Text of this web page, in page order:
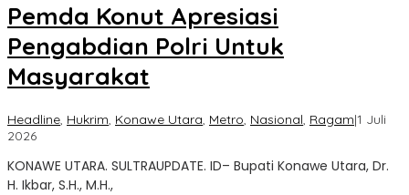
Pemda Konut Apresiasi
Pengabdian Polri Untuk
Masyarakat
Headline, Hukrim, Konawe Utara, Metro, Nasional, Ragam|1 Juli
2026oleh
Update
KONAWE UTARA. SULTRAUPDATE. ID– Bupati Konawe Utara, Dr.
H. Ikbar, S.H., M.H.,